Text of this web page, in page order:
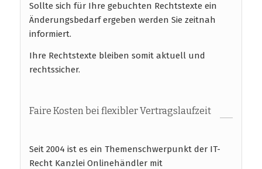
Sollte sich für Ihre gebuchten Rechtstexte ein
Änderungsbedarf ergeben werden Sie zeitnah
informiert.
Ihre Rechtstexte bleiben somit aktuell und
rechtssicher.
Faire Kosten bei flexibler Vertragslaufzeit
Seit 2004 ist es ein Themenschwerpunkt der IT-
Recht Kanzlei Onlinehändler mit